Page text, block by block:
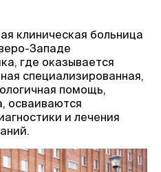
клиническая больница
Западе
где оказывается
специализированная,
помощь,
осваиваются
и лечения